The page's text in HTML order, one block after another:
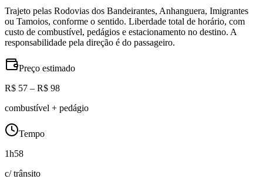
Trajeto pelas Rodovias dos Bandeirantes, Anhanguera, Imigrantes
ou Tamoios, conforme o sentido. Liberdade total de horário, com
custo de combustível, pedágios e estacionamento no destino. A
responsabilidade pela direção é do passageiro.
Preço estimado
R$ 57 – R$ 98
combustível + pedágio
Tempo
1h58
c/ trânsito